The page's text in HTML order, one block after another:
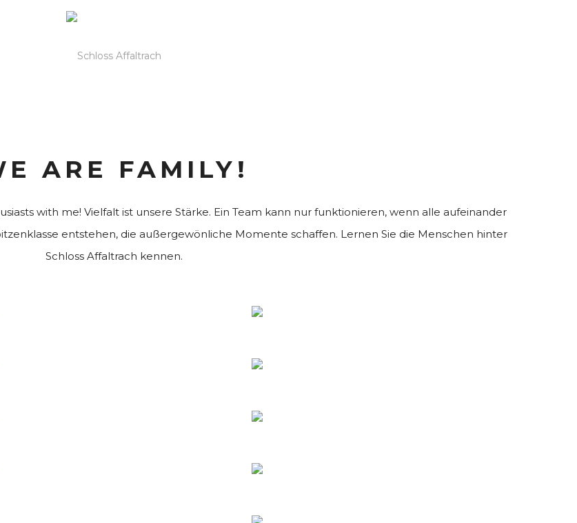
ARE FAMILY!
with me! Vielfalt ist unsere Stärke. Ein Team kann nur funktionieren, wenn alle aufeinander
entstehen, die außergewönliche Momente schaffen. Lernen Sie die Menschen hinter
Schloss Affaltrach kennen.